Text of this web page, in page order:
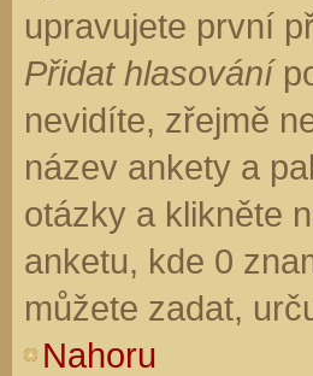
upravujete první
Přidat hlasování
nevidíte, zřejmě
název ankety a
otázky a klikněte
anketu, kde 0
můžete zadat,
Nahoru